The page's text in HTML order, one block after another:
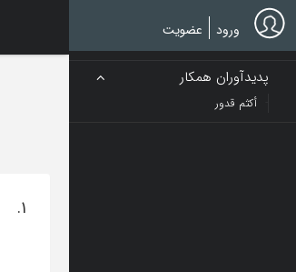
Skip
to
main
ورود عضویت
پدیدآوران همکار
أکثم قدور
1.